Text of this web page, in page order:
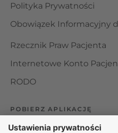
Polityka Prywatności
Obowiązek Informacyjny
Rzecznik Praw Pacjenta
Internetowe Konto
RODO
POBIERZ APLIKACJĘ